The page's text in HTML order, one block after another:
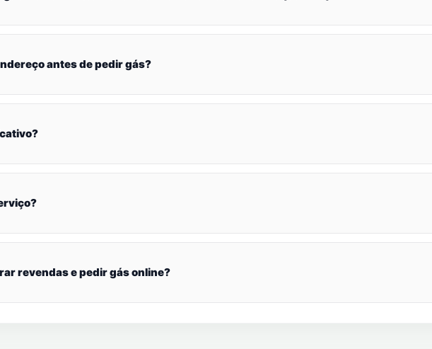
antes de pedir gás?
revendas e pedir gás online?